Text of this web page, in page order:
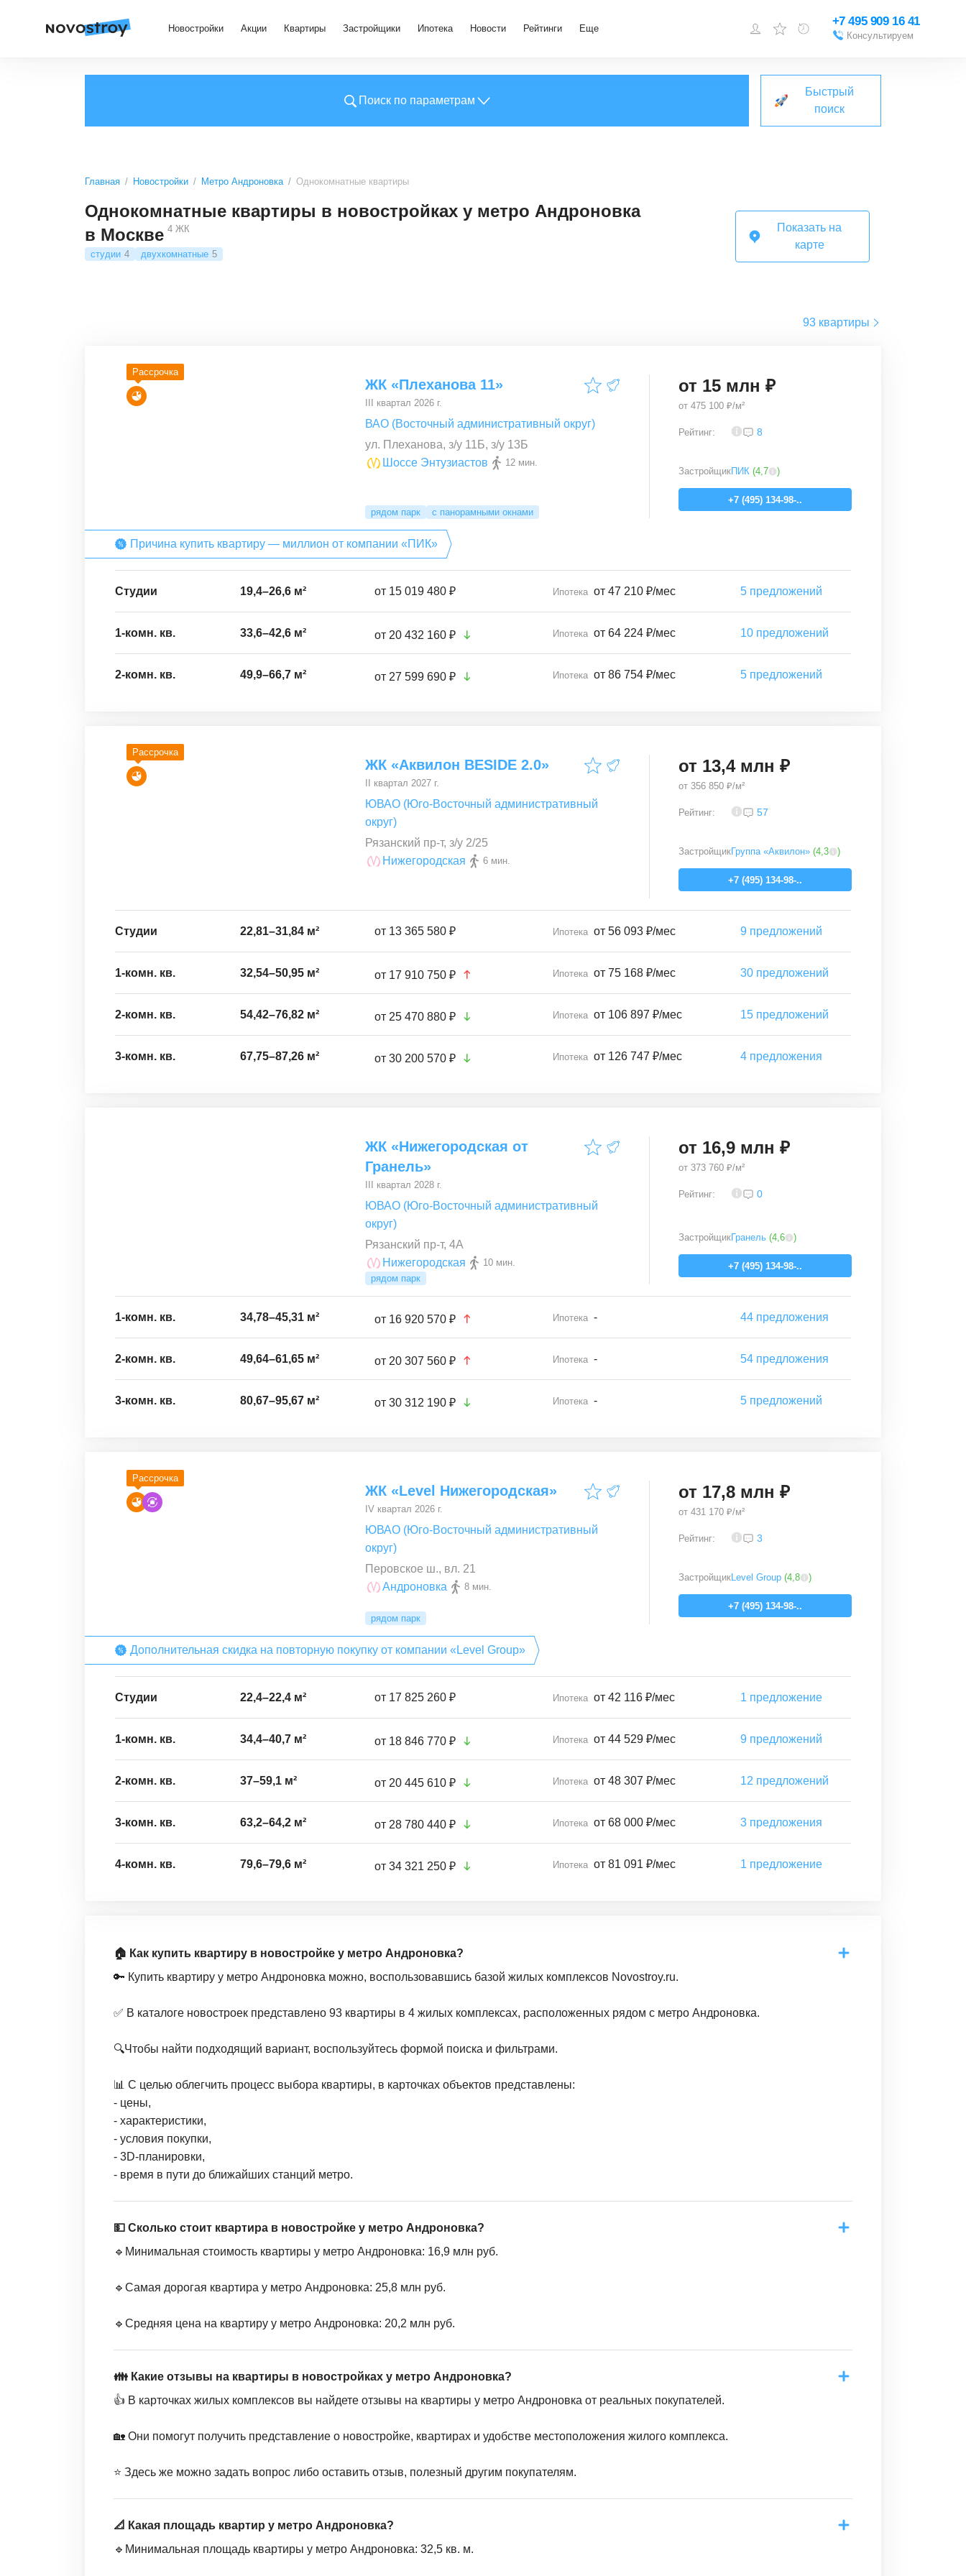
Новостройки Акции Квартиры Застройщики Ипотека Новости Рейтинги Еще
зарегистрироваться
Добавить объект
+7 495 909 16 41
Консультируем
Поиск по параметрам
Быстрый
поиск
Главная Новостройки Метро Андроновка Однокомнатные квартиры
Однокомнатные квартиры в новостройках у метро Андроновка
в Москве 4 ЖК
студии 4 двухкомнатные 5
Показать на
карте
93 квартиры
Рассрочка
ЖК «Плеханова 11»
III квартал 2026 г.
ВАО (Восточный административный округ)
ул. Плеханова, з/у 11Б, з/у 13Б
Шоссе Энтузиастов
12 мин.
рядом парк с панорамными окнами
от 15 млн ₽
от 475 100 ₽/м²
Рейтинг: 8
ЗастройщикПИК (4,7 )
+7 (495) 134-98-..
Причина купить квартиру — миллион от компании «ПИК»
Студии 19,4–26,6 м² от 15 019 480 ₽ Ипотека от 47 210 ₽/мес 5 предложений
1-комн. кв. 33,6–42,6 м² от 20 432 160 ₽ Ипотека от 64 224 ₽/мес 10 предложений
2-комн. кв. 49,9–66,7 м² от 27 599 690 ₽ Ипотека от 86 754 ₽/мес 5 предложений
Рассрочка
ЖК «Аквилон BESIDE 2.0»
II квартал 2027 г.
ЮВАО (Юго-Восточный административный
округ)
Рязанский пр-т, з/у 2/25
Нижегородская
6 мин.
от 13,4млн ₽
от 356 850 ₽/м²
Рейтинг: 57
ЗастройщикГруппа «Аквилон» (4,3 )
+7 (495) 134-98-..
Студии 22,81–31,84 м² от 13 365 580 ₽ Ипотека от 56 093 ₽/мес 9 предложений
1-комн. кв. 32,54–50,95 м² от 17 910 750 ₽ Ипотека от 75 168 ₽/мес 30 предложений
2-комн. кв. 54,42–76,82 м² от 25 470 880 ₽ Ипотека от 106 897 ₽/мес 15 предложений
3-комн. кв. 67,75–87,26 м² от 30 200 570 ₽ Ипотека от 126 747 ₽/мес 4 предложения
ЖК «Нижегородская от
Гранель»
III квартал 2028 г.
ЮВАО (Юго-Восточный административный
округ)
Рязанский пр-т, 4А
Нижегородская
10 мин.
рядом парк
от 16,9 млн ₽
от 373 760 ₽/м²
Рейтинг: 0
ЗастройщикГранель (4,6 )
+7 (495) 134-98-..
1-комн. кв. 34,78–45,31 м² от 16 920 570 ₽ Ипотека - 44 предложения
2-комн. кв. 49,64–61,65 м² от 20 307 560 ₽ Ипотека - 54 предложения
3-комн. кв. 80,67–95,67 м² от 30 312 190 ₽ Ипотека - 5 предложений
Рассрочка
ЖК «Level Нижегородская»
IV квартал 2026 г.
ЮВАО (Юго-Восточный административный
округ)
Перовское ш., вл. 21
Андроновка
8 мин.
рядом парк
от 17,8 млн ₽
от 431 170 ₽/м²
Рейтинг: 3
ЗастройщикLevel Group (4,8 )
+7 (495) 134-98-..
Дополнительная скидка на повторную покупку от компании «Level Group»
Студии 22,4–22,4 м² от 17 825 260 ₽ Ипотека от 42 116 ₽/мес 1 предложение
1-комн. кв. 34,4–40,7 м² от 18 846 770 ₽ Ипотека от 44 529 ₽/мес 9 предложений
2-комн. кв. 37–59,1 м² от 20 445 610 ₽ Ипотека от 48 307 ₽/мес 12 предложений
3-комн. кв. 63,2–64,2 м² от 28 780 440 ₽ Ипотека от 68 000 ₽/мес 3 предложения
4-комн. кв. 79,6–79,6 м² от 34 321 250 ₽ Ипотека от 81 091 ₽/мес 1 предложение
🏠 Как купить квартиру в новостройке у метро Андроновка?
🔑 Купить квартиру у метро Андроновка можно, воспользовавшись базой жилых комплексов Novostroy.ru.
✅ В каталоге новостроек представлено 93 квартиры в 4 жилых комплексах, расположенных рядом с метро Андроновка.
🔍Чтобы найти подходящий вариант, воспользуйтесь формой поиска и фильтрами.
📊 С целью облегчить процесс выбора квартиры, в карточках объектов представлены:
- цены,
- характеристики,
- условия покупки,
- 3D-планировки,
- время в пути до ближайших станций метро.
💵 Сколько стоит квартира в новостройке у метро Андроновка?
🔹Минимальная стоимость квартиры у метро Андроновка: 16,9 млн руб.
🔹Самая дорогая квартира у метро Андроновка: 25,8 млн руб.
🔹Средняя цена на квартиру у метро Андроновка: 20,2 млн руб.
👪 Какие отзывы на квартиры в новостройках у метро Андроновка?
👍 В карточках жилых комплексов вы найдете отзывы на квартиры у метро Андроновка от реальных покупателей.
🏡 Они помогут получить представление о новостройке, квартирах и удобстве местоположения жилого комплекса.
⭐️ Здесь же можно задать вопрос либо оставить отзыв, полезный другим покупателям.
📐 Какая площадь квартир у метро Андроновка?
🔹Минимальная площадь квартиры у метро Андроновка: 32,5 кв. м.